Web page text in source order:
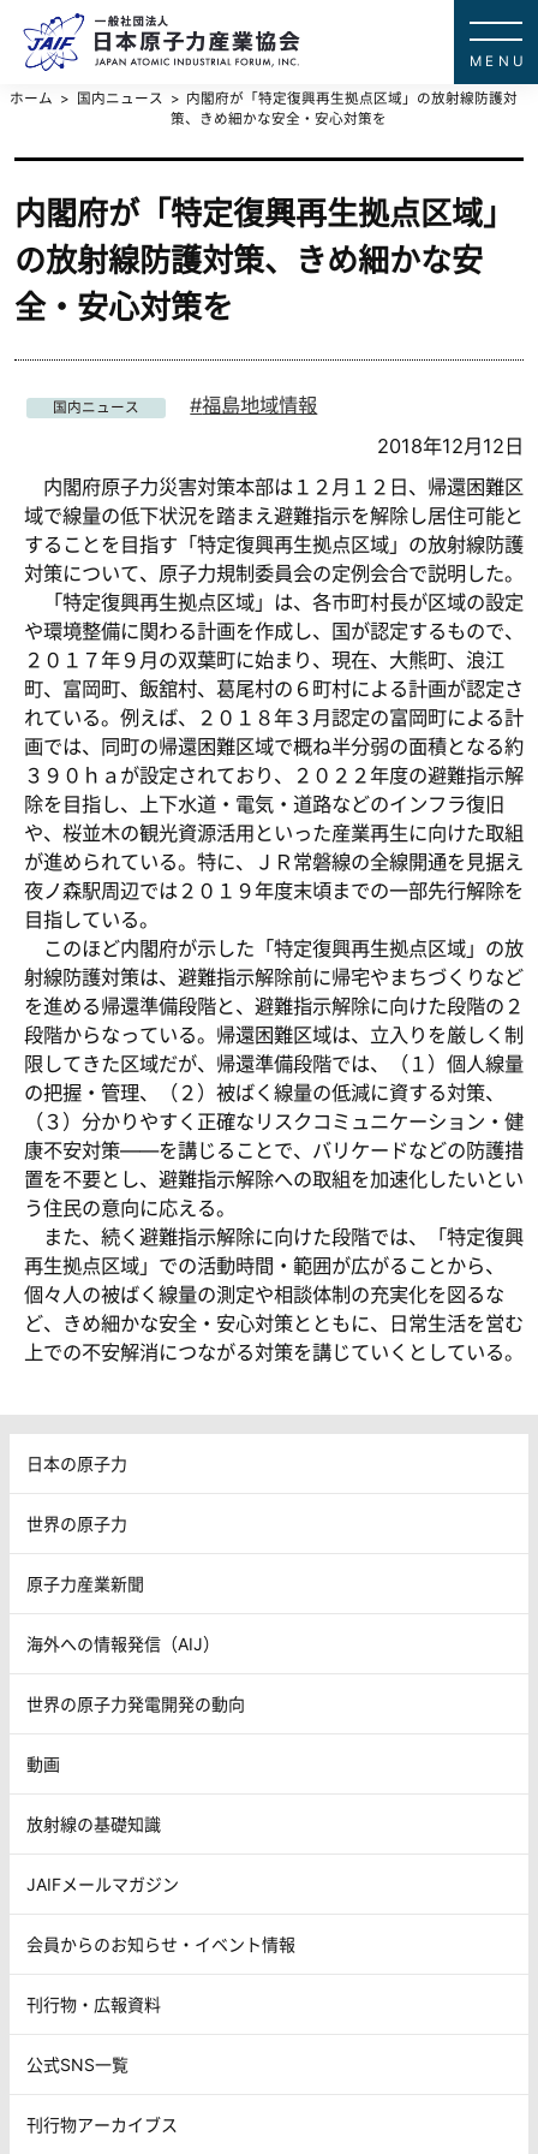
ホーム 国内ニュース
内閣府が「特定復興再生拠点区域」の放射線防護対
策、きめ細かな安全・安心対策を
内閣府が「特定復興再生拠点区域」
の放射線防護対策、きめ細かな安
全・安心対策を
国内ニュース
福島地域情報
2018年12月12日
内閣府原子力災害対策本部は１２月１２日、帰還困難区
域で線量の低下状況を踏まえ避難指示を解除し居住可能と
することを目指す「特定復興再生拠点区域」の放射線防護
対策について、原子力規制委員会の定例会合で説明した。
「特定復興再生拠点区域」は、各市町村長が区域の設定
や環境整備に関わる計画を作成し、国が認定するもので、
２０１７年９月の双葉町に始まり、現在、大熊町、浪江
町、富岡町、飯舘村、葛尾村の６町村による計画が認定さ
れている。例えば、２０１８年３月認定の富岡町による計
画では、同町の帰還困難区域で概ね半分弱の面積となる約
３９０ｈａが設定されており、２０２２年度の避難指示解
除を目指し、上下水道・電気・道路などのインフラ復旧
や、桜並木の観光資源活用といった産業再生に向けた取組
が進められている。特に、ＪＲ常磐線の全線開通を見据え
夜ノ森駅周辺では２０１９年度末頃までの一部先行解除を
目指している。
このほど内閣府が示した「特定復興再生拠点区域」の放
射線防護対策は、避難指示解除前に帰宅やまちづくりなど
を進める帰還準備段階と、避難指示解除に向けた段階の２
段階からなっている。帰還困難区域は、立入りを厳しく制
限してきた区域だが、帰還準備段階では、（１）個人線量
の把握・管理、（２）被ばく線量の低減に資する対策、
（３）分かりやすく正確なリスクコミュニケーション・健
康不安対策――を講じることで、バリケードなどの防護措
置を不要とし、避難指示解除への取組を加速化したいとい
う住民の意向に応える。
また、続く避難指示解除に向けた段階では、「特定復興
再生拠点区域」での活動時間・範囲が広がることから、
個々人の被ばく線量の測定や相談体制の充実化を図るな
ど、きめ細かな安全・安心対策とともに、日常生活を営む
上での不安解消につながる対策を講じていくとしている。
日本の原子力
世界の原子力
原子力産業新聞
海外への情報発信（AIJ）
世界の原子力発電開発の動向
動画
放射線の基礎知識
JAIFメールマガジン
会員からのお知らせ・イベント情報
刊行物・広報資料
公式SNS一覧
刊行物アーカイブス